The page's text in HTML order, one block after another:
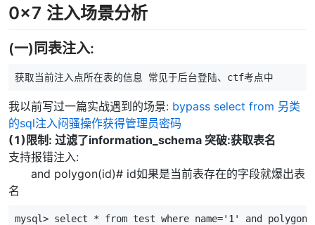
0x7 注入场景分析
(一)同表注入:
获取当前注入点所在表的信息 常见于后台登陆、ctf考点中
我以前写过一篇实战遇到的场景: bypass select from 另类
的sql注入闷骚操作获得管理员密码
(1)限制: 过滤了information_schema 突破:获取表名
支持报错注入:
and polygon(id)# id如果是当前表存在的字段就爆出表
名
mysql> select * from test where name='1' and